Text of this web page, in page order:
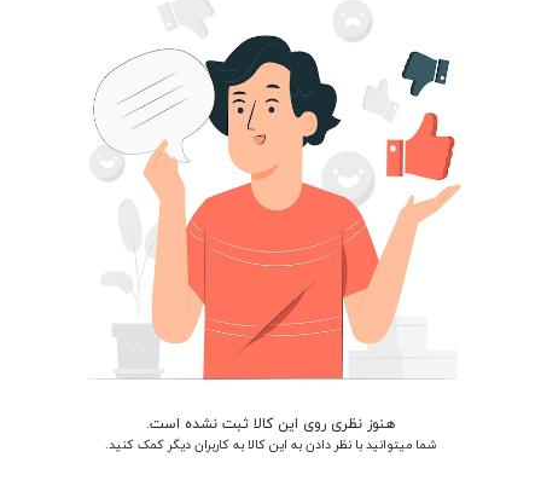
هنوز نظری روی این کالا ثبت نشده است.
شما میتوانید با نظر دادن به این کالا به کاربران دیگر کمک کنید.